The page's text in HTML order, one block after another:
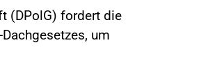
(DPolG) fordert die
um